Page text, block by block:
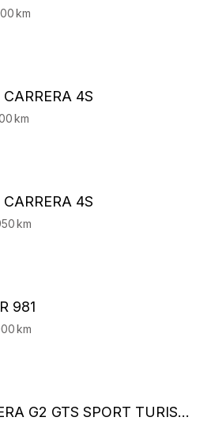
km
CarJager
CARRERA 4S
km
CARRERA 4S
km
981
km
G2 GTS SPORT TURISM